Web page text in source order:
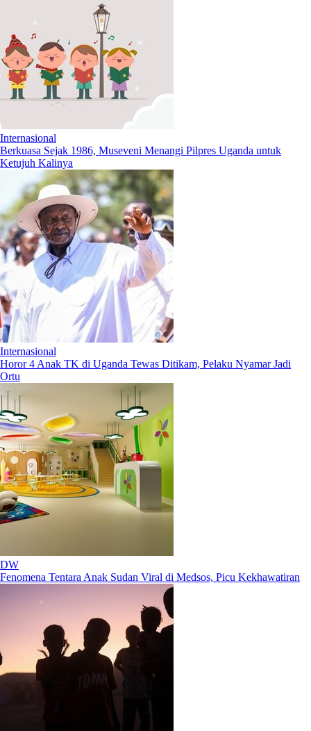
Internasional
Berkuasa Sejak 1986, Museveni Menangi Pilpres Uganda untuk
Ketujuh Kalinya
Internasional
Horor 4 Anak TK di Uganda Tewas Ditikam, Pelaku Nyamar Jadi
Ortu
DW
Fenomena Tentara Anak Sudan Viral di Medsos, Picu Kekhawatiran